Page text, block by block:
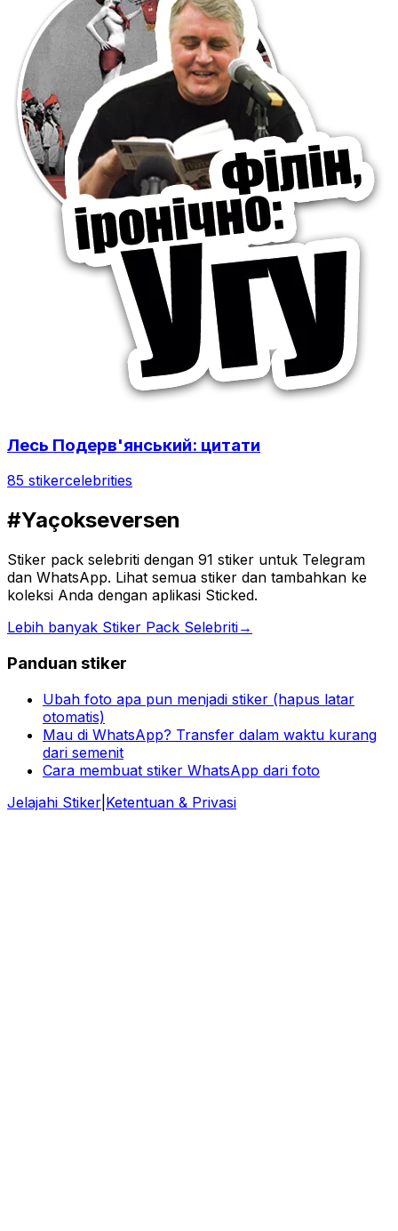
Лесь Подерв'янський: цитати
85 stikercelebrities
#Yaçokseversen
Stiker pack selebriti dengan 91 stiker untuk Telegram
dan WhatsApp. Lihat semua stiker dan tambahkan ke
koleksi Anda dengan aplikasi Sticked.
Lebih banyak Stiker Pack Selebriti→
Panduan stiker
Ubah foto apa pun menjadi stiker (hapus latar
otomatis)
Mau di WhatsApp? Transfer dalam waktu kurang
dari semenit
Cara membuat stiker WhatsApp dari foto
Jelajahi Stiker Ketentuan & Privasi